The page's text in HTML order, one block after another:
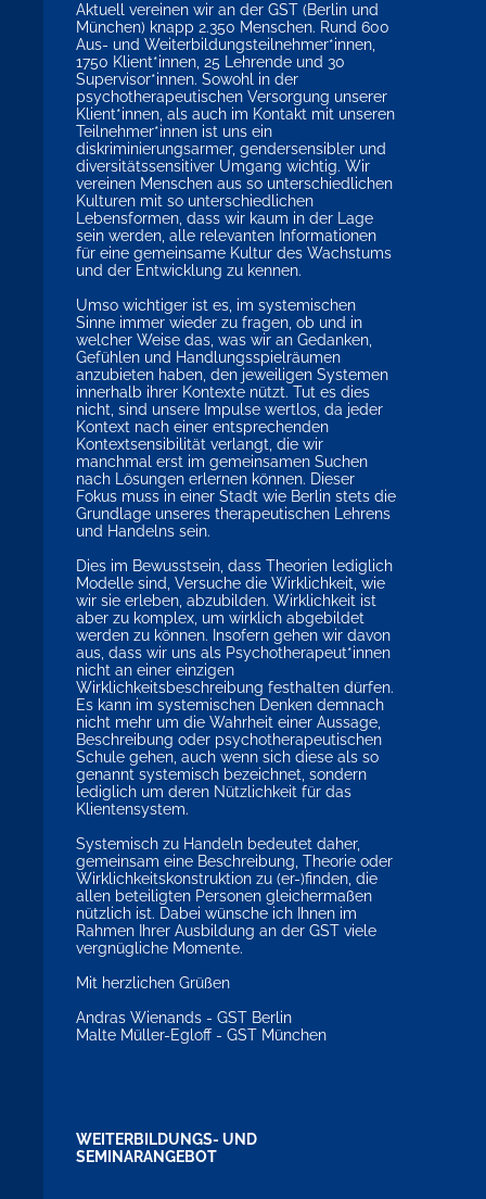
Aktuell vereinen wir an der GST (Berlin und
München) knapp 2.350 Menschen. Rund 600
Aus- und Weiterbildungsteilnehmer*innen,
1750 Klient*innen, 25 Lehrende und 30
Supervisor*innen. Sowohl in der
psychotherapeutischen Versorgung unserer
Klient*innen, als auch im Kontakt mit unseren
Teilnehmer*innen ist uns ein
diskriminierungsarmer, gendersensibler und
diversitätssensitiver Umgang wichtig. Wir
vereinen Menschen aus so unterschiedlichen
Kulturen mit so unterschiedlichen
Lebensformen, dass wir kaum in der Lage
sein werden, alle relevanten Informationen
für eine gemeinsame Kultur des Wachstums
und der Entwicklung zu kennen.
Umso wichtiger ist es, im systemischen
Sinne immer wieder zu fragen, ob und in
welcher Weise das, was wir an Gedanken,
Gefühlen und Handlungsspielräumen
anzubieten haben, den jeweiligen Systemen
innerhalb ihrer Kontexte nützt. Tut es dies
nicht, sind unsere Impulse wertlos, da jeder
Kontext nach einer entsprechenden
Kontextsensibilität verlangt, die wir
manchmal erst im gemeinsamen Suchen
nach Lösungen erlernen können. Dieser
Fokus muss in einer Stadt wie Berlin stets die
Grundlage unseres therapeutischen Lehrens
und Handelns sein.
Dies im Bewusstsein, dass Theorien lediglich
Modelle sind, Versuche die Wirklichkeit, wie
wir sie erleben, abzubilden. Wirklichkeit ist
aber zu komplex, um wirklich abgebildet
werden zu können. Insofern gehen wir davon
aus, dass wir uns als Psychotherapeut*innen
nicht an einer einzigen
Wirklichkeitsbeschreibung festhalten dürfen.
Es kann im systemischen Denken demnach
nicht mehr um die Wahrheit einer Aussage,
Beschreibung oder psychotherapeutischen
Schule gehen, auch wenn sich diese als so
genannt systemisch bezeichnet, sondern
lediglich um deren Nützlichkeit für das
Klientensystem.
Systemisch zu Handeln bedeutet daher,
gemeinsam eine Beschreibung, Theorie oder
Wirklichkeitskonstruktion zu (er-)finden, die
allen beteiligten Personen gleichermaßen
nützlich ist. Dabei wünsche ich Ihnen im
Rahmen Ihrer Ausbildung an der GST viele
vergnügliche Momente.
Mit herzlichen Grüßen
Andras Wienands - GST Berlin
Malte Müller-Egloff - GST München
WEITERBILDUNGS- UND
SEMINARANGEBOT